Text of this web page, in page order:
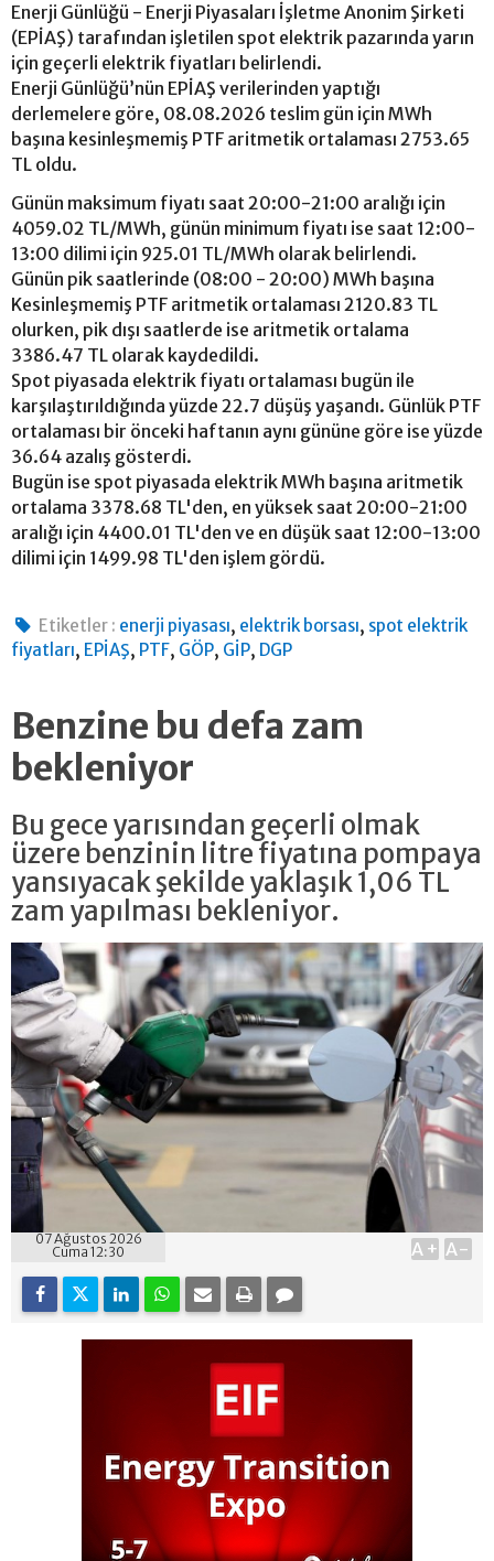
Enerji Günlüğü - Enerji Piyasaları İşletme Anonim Şirketi
(EPİAŞ) tarafından işletilen spot elektrik pazarında yarın
için geçerli elektrik fiyatları belirlendi.
Enerji Günlüğü’nün EPİAŞ verilerinden yaptığı
derlemelere göre, 08.08.2026 teslim gün için MWh
başına kesinleşmemiş PTF aritmetik ortalaması 2753.65
TL oldu.
Günün maksimum fiyatı saat 20:00-21:00 aralığı için
4059.02 TL/MWh, günün minimum fiyatı ise saat 12:00-
13:00 dilimi için 925.01 TL/MWh olarak belirlendi.
Günün pik saatlerinde (08:00 - 20:00) MWh başına
Kesinleşmemiş PTF aritmetik ortalaması 2120.83 TL
olurken, pik dışı saatlerde ise aritmetik ortalama
3386.47 TL olarak kaydedildi.
Spot piyasada elektrik fiyatı ortalaması bugün ile
karşılaştırıldığında yüzde 22.7 düşüş yaşandı. Günlük PTF
ortalaması bir önceki haftanın aynı gününe göre ise yüzde
36.64 azalış gösterdi.
Bugün ise spot piyasada elektrik MWh başına aritmetik
ortalama 3378.68 TL'den, en yüksek saat 20:00-21:00
aralığı için 4400.01 TL'den ve en düşük saat 12:00-13:00
dilimi için 1499.98 TL'den işlem gördü.
Etiketler : enerji piyasası, elektrik borsası, spot elektrik
fiyatları, EPİAŞ, PTF, GÖP, GİP, DGP
Benzine bu defa zam
bekleniyor
Bu gece yarısından geçerli olmak
üzere benzinin litre fiyatına pompaya
yansıyacak şekilde yaklaşık 1,06 TL
zam yapılması bekleniyor.
07 Ağustos 2026
Cuma 12:30
A+ A-